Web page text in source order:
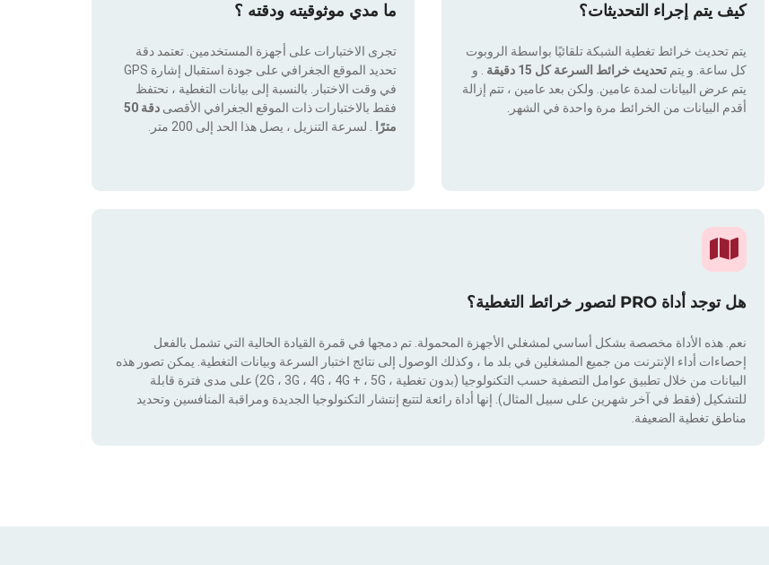
كيف يتم إجراء التحديثات؟
يتم تحديث خرائط تغطية الشبكة تلقائيًا بواسطة الروبوت
كل ساعة. و يتم تحديث خرائط السرعة كل 15 دقيقة
. و
يتم عرض البيانات لمدة عامين. ولكن بعد عامين ، تتم إزالة
أقدم البيانات من الخرائط مرة واحدة في الشهر.
ما مدي موثوقيته ودقته ؟
تجرى الاختبارات على أجهزة المستخدمين. تعتمد دقة
تحديد الموقع الجغرافي على جودة استقبال إشارة GPS
في وقت الاختبار. بالنسبة إلى بيانات التغطية ، نحتفظ
فقط بالاختبارات ذات الموقع الجغرافي الأقصى
دقة 50
مترًا
. لسرعة التنزيل ، يصل هذا الحد إلى 200 متر.
هل توجد أداة PRO لتصور خرائط التغطية؟
نعم. هذه الأداة مخصصة بشكل أساسي لمشغلي الأجهزة المحمولة. تم دمجها في قمرة القيادة الحالية التي تشمل بالفعل
إحصاءات أداء الإنترنت من جميع المشغلين في بلد ما ، وكذلك الوصول إلى نتائج اختبار السرعة وبيانات التغطية. يمكن تصور هذه
البيانات من خلال تطبيق عوامل التصفية حسب التكنولوجيا (بدون تغطية ، 2G ، 3G ، 4G ، 4G + ، 5G) على مدى فترة قابلة
للتشكيل (فقط في آخر شهرين على سبيل المثال). إنها أداة رائعة لتتبع إنتشار التكنولوجيا الجديدة ومراقبة المنافسين وتحديد
مناطق تغطية الضعيفة.